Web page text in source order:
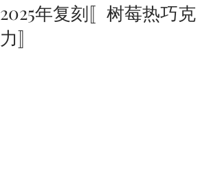
2025年复刻〚树莓热巧克
力〛